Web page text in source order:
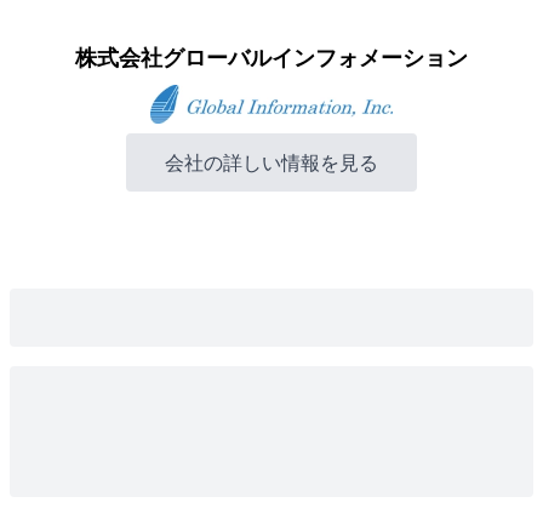
株式会社グローバルインフォメーション
会社の詳しい情報を見る